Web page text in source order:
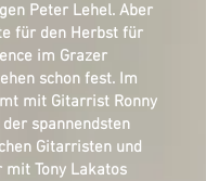
Peter Lehel. Aber
für den Herbst für
im Grazer
schon fest. Im
mit Gitarrist Ronny
spannendsten
Gitarristen und
mit Tony Lakatos